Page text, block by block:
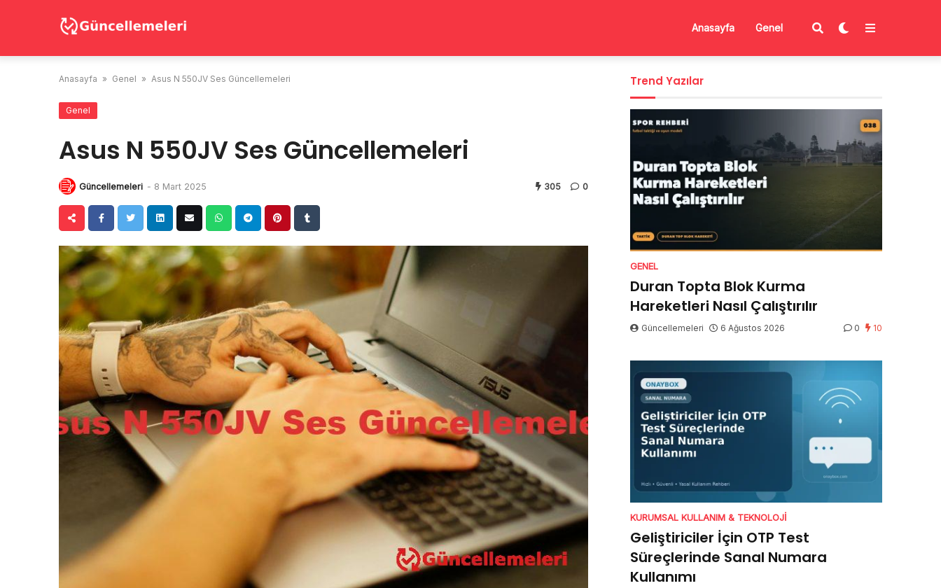
Anasayfa Genel
Anasayfa » Genel » Asus N 550JV Ses Güncellemeleri
Genel
Asus N 550JV Ses Güncellemeleri
Güncellemeleri - 8 Mart 2025 305 0
Trend Yazılar
GENEL
Duran Topta Blok Kurma
Hareketleri Nasıl Çalıştırılır
Güncellemeleri 6 Ağustos 2026 0 10
KURUMSAL KULLANIM & TEKNOLOJI
Geliştiriciler İçin OTP Test
Süreçlerinde Sanal Numara
Kullanımı